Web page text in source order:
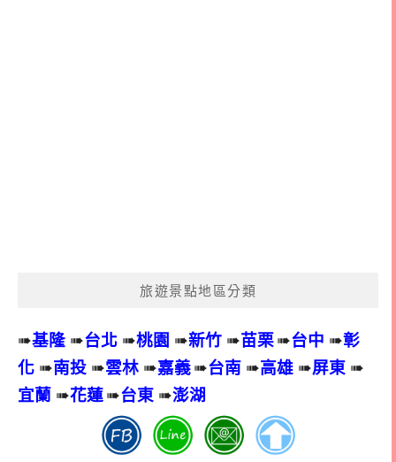
旅遊景點地區分類
➠基隆 ➠台北 ➠桃園 ➠新竹 ➠苗栗➠台中 ➠彰
化 ➠南投 ➠雲林 ➠嘉義➠台南 ➠高雄 ➠屏東 ➠
宜蘭 ➠花蓮➠台東 ➠澎湖